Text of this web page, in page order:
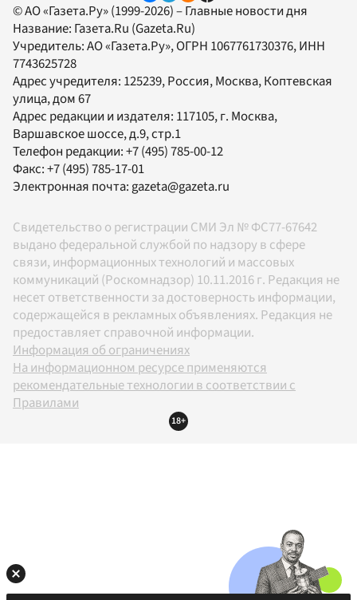
© АО «Газета.Ру» (1999-2026) – Главные новости дня
Название: Газета.Ru (Gazeta.Ru)
Учредитель:АО «Газета.Ру», ОГРН 1067761730376, ИНН
7743625728
Адрес учредителя: 125239, Россия, Москва, Коптевская
улица, дом 67
Адрес редакции и издателя: 117105, г. Москва,
Варшавское шоссе, д.9, стр.1
Телефон редакции:+7 (495) 785-00-12
Факс:+7 (495) 785-17-01
Электронная почта: gazeta@gazeta.ru
Свидетельство о регистрации СМИ Эл № ФС77-67642
выдано федеральной службой по надзору в сфере
связи, информационных технологий и массовых
коммуникаций (Роскомнадзор) 10.11.2016 г. Редакция не
несет ответственности за достоверность информации,
содержащейся в рекламных объявлениях. Редакция не
предоставляет справочной информации.
Информация об ограничениях
На информационном ресурсе применяются
рекомендательные технологии в соответствии с
Правилами
18+